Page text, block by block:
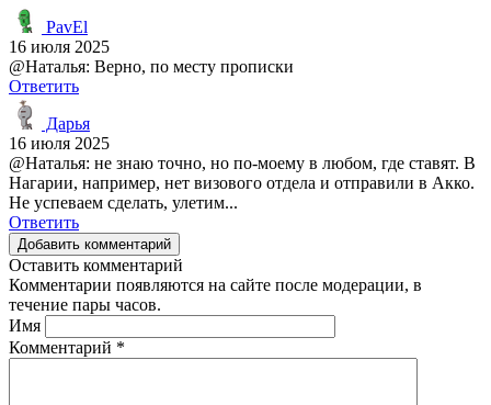
PavEl
16 июля 2025
@Наталья: Верно, по месту прописки
Ответить
Дарья
16 июля 2025
@Наталья: не знаю точно, но по-моему в любом, где ставят. В
Нагарии, например, нет визового отдела и отправили в Акко.
Не успеваем сделать, улетим...
Ответить
Добавить комментарий
Оставить комментарий
Комментарии появляются на сайте после модерации, в
течение пары часов.
Имя
Комментарий *